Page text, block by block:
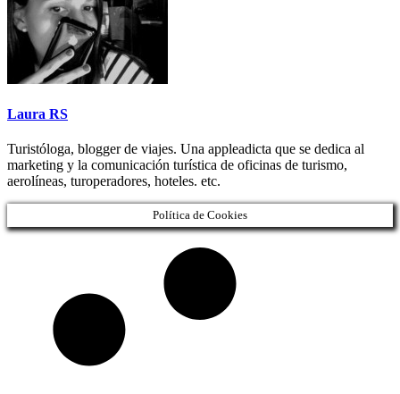
Laura RS
Turistóloga, blogger de viajes. Una appleadicta que se dedica al
marketing y la comunicación turística de oficinas de turismo,
aerolíneas, turoperadores, hoteles. etc.
Política de Cookies